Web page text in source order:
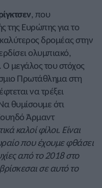
, που
της Ευρώπης για το
δρομέας στην
ολυμπιακό,
Ο μεγάλος του στόχος
Πρωτάθλημα στη
να τρέξει
θυμίσουμε ότι
Άρμαντ
καλοί φίλοι. Είναι
που έχουμε φθάσει
από το 2018 στο
σε αυτό το